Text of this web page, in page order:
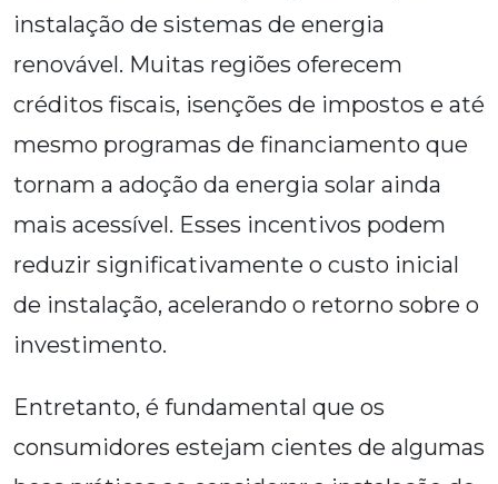
instalação de sistemas de energia
renovável. Muitas regiões oferecem
créditos fiscais, isenções de impostos e até
mesmo programas de financiamento que
tornam a adoção da energia solar ainda
mais acessível. Esses incentivos podem
reduzir significativamente o custo inicial
de instalação, acelerando o retorno sobre o
investimento.
Entretanto, é fundamental que os
consumidores estejam cientes de algumas